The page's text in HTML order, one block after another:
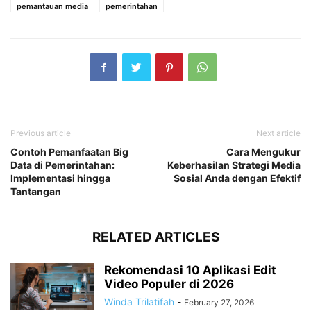
pemantauan media
pemerintahan
Previous article
Contoh Pemanfaatan Big
Data di Pemerintahan:
Implementasi hingga
Tantangan
Next article
Cara Mengukur
Keberhasilan Strategi Media
Sosial Anda dengan Efektif
RELATED ARTICLES
Rekomendasi 10 Aplikasi Edit
Video Populer di 2026
Winda Trilatifah - February 27, 2026